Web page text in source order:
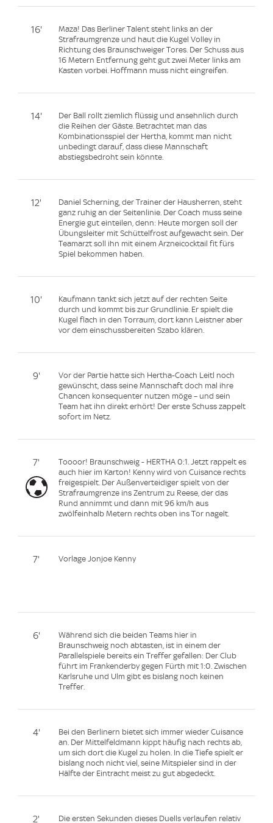
16'
Maza! Das Berliner Talent steht links an der
Strafraumgrenze und haut die Kugel Volley in
Richtung des Braunschweiger Tores. Der Schuss aus
16 Metern Entfernung geht gut zwei Meter links am
Kasten vorbei. Hoffmann muss nicht eingreifen.
14'
Der Ball rollt ziemlich flüssig und ansehnlich durch
die Reihen der Gäste. Betrachtet man das
Kombinationsspiel der Hertha, kommt man nicht
unbedingt darauf, dass diese Mannschaft
abstiegsbedroht sein könnte.
12'
Daniel Scherning, der Trainer der Hausherren, steht
ganz ruhig an der Seitenlinie. Der Coach muss seine
Energie gut einteilen, denn: Heute morgen soll der
Übungsleiter mit Schüttelfrost aufgewacht sein. Der
Teamarzt soll ihn mit einem Arzneicocktail fit fürs
Spiel bekommen haben.
10'
Kaufmann tankt sich jetzt auf der rechten Seite
durch und kommt bis zur Grundlinie. Er spielt die
Kugel flach in den Torraum, dort kann Leistner aber
vor dem einschussbereiten Szabo klären.
9'
Vor der Partie hatte sich Hertha-Coach Leitl noch
gewünscht, dass seine Mannschaft doch mal ihre
Chancen konsequenter nutzen möge – und sein
Team hat ihn direkt erhört! Der erste Schuss zappelt
sofort im Netz.
7'
Toooor! Braunschweig - HERTHA 0:1. Jetzt rappelt es
auch hier im Karton! Kenny wird von Cuisance rechts
freigespielt. Der Außenverteidiger spielt von der
Strafraumgrenze ins Zentrum zu Reese, der das
Rund annimmt und dann mit 96 km/h aus
zwölfeinhalb Metern rechts oben ins Tor nagelt.
7' Vorlage Jonjoe Kenny
6'
Während sich die beiden Teams hier in
Braunschweig noch abtasten, ist in einem der
Parallelspiele bereits ein Treffer gefallen: Der Club
führt im Frankenderby gegen Fürth mit 1:0. Zwischen
Karlsruhe und Ulm gibt es bislang noch keinen
Treffer.
4'
Bei den Berlinern bietet sich immer wieder Cuisance
an. Der Mittelfeldmann kippt häufig nach rechts ab,
um sich dort die Kugel zu holen. In die Tiefe spielt er
bislang noch nicht viel, seine Mitspieler sind in der
Hälfte der Eintracht meist zu gut abgedeckt.
2'
Die ersten Sekunden dieses Duells verlaufen relativ